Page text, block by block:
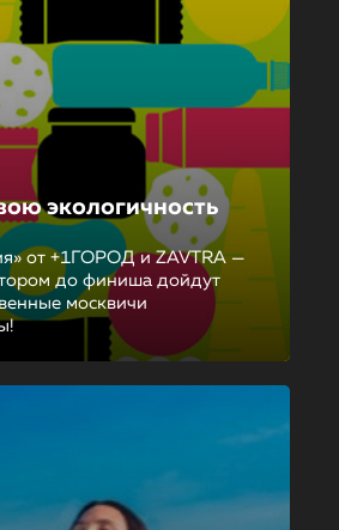
экологичность
от +1ГОРОД и ZAVTRA —
до финиша дойдут
москвичи